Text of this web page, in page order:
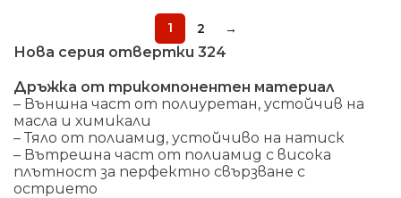
1 2 →
Нова серия отвертки 324
Дръжка от трикомпонентен материал
– Външна част от полиуретан, устойчив на
масла и химикали
– Тяло от полиамид, устойчиво на натиск
– Вътрешна част от полиамид с висока
плътност за перфектно свързване с
острието